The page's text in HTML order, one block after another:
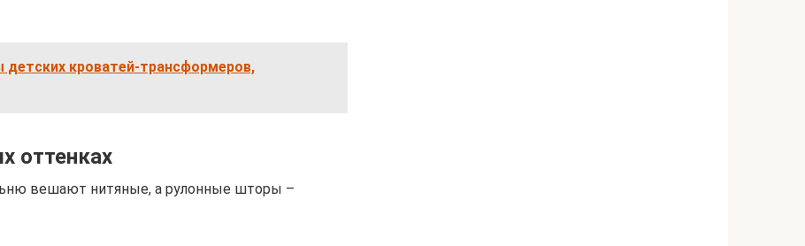
кроватей-трансформеров,
оттенках
вешают нитяные, а рулонные шторы –